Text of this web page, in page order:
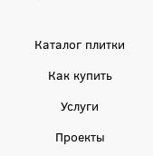
Каталог плитки
Как купить
Услуги
Проекты